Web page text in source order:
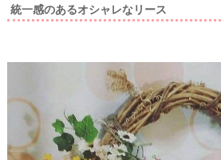
統一感のあるオシャレなリース